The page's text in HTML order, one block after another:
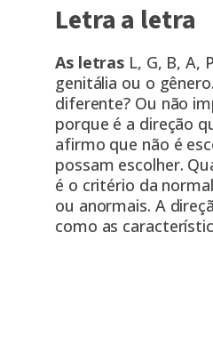
Letra a letra
As letras L, G, B, A,
genitália ou o
diferente? Ou não
porque é a direção
afirmo que não é
possam escolher.
é o critério da
ou anormais. A
como as